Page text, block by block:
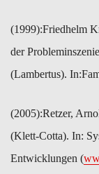
(1999):​Friedhelm
der
(Lambertus).
(2005):​Retzer,
(Klett-​Cotta). In:
Entwicklungen (